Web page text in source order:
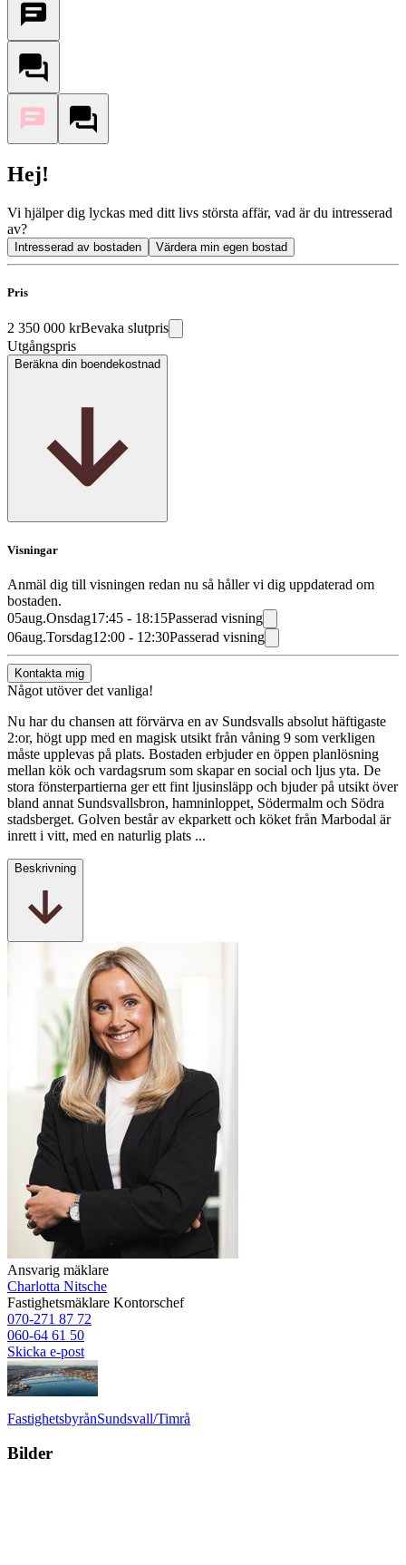
Hej!
Vi hjälper dig lyckas med ditt livs största affär, vad är du intresserad
av?
Intresserad av bostaden Värdera min egen bostad
Pris
2 350 000 krBevaka slutpris
Utgångspris
Beräkna din boendekostnad
Visningar
Anmäl dig till visningen redan nu så håller vi dig uppdaterad om
bostaden.
05aug.Onsdag17:45 - 18:15Passerad visning
06aug.Torsdag12:00 - 12:30Passerad visning
Kontakta mig
Något utöver det vanliga!
Nu har du chansen att förvärva en av Sundsvalls absolut häftigaste
2:or, högt upp med en magisk utsikt från våning 9 som verkligen
måste upplevas på plats. Bostaden erbjuder en öppen planlösning
mellan kök och vardagsrum som skapar en social och ljus yta. De
stora fönsterpartierna ger ett fint ljusinsläpp och bjuder på utsikt över
bland annat Sundsvallsbron, hamninloppet, Södermalm och Södra
stadsberget. Golven består av ekparkett och köket från Marbodal är
inrett i vitt, med en naturlig plats ...
Beskrivning
Ansvarig mäklare
Charlotta Nitsche
Fastighetsmäklare Kontorschef
070-271 87 72
060-64 61 50
Skicka e-post
FastighetsbyrånSundsvall/Timrå
Bilder